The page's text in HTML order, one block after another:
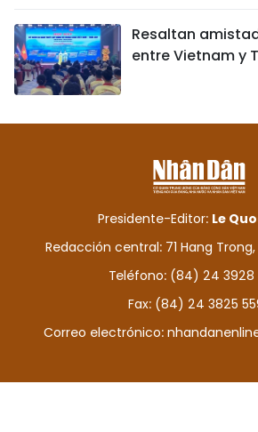
Resaltan
entre Vietnam y
Presidente-Editor: Le
Redacción central: 71 Hang
Teléfono: (84) 24 3928
Fax: (84) 24 3825
Correo electrónico: